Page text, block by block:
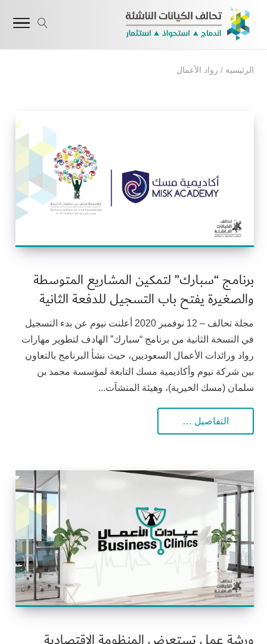
الرئيسية / رواد الأعمال
برنامج “سبارك” لتمكين المشاريع المتوسطة
والصغيرة يفتح باب التسجيل للدفعة الثانية
مجلة تحالف – 12 نوفمبر 2020 أعلنت نيوم عن بدء التسجيل
في النسخة الثانية من برنامج “سبارك” الهادف لتطوير مهارات
رواد ورائدات الأعمال السعوديين، حيث نشأ البرنامج بالتعاون
بين شركة نيوم وأكاديمية مسك التابعة لمؤسسة محمد بن
سلمان (مسك الخيرية)، وهيئة المنشآت...
التفاصيل …